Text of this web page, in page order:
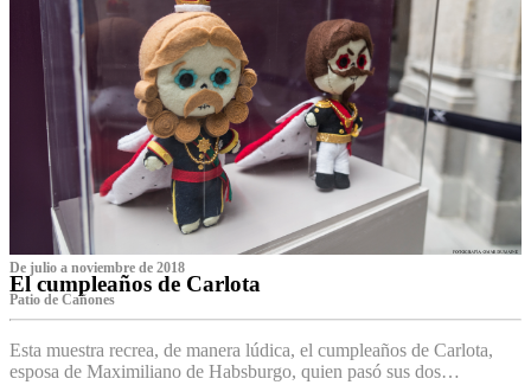
De julio a noviembre de 2018
El cumpleaños de Carlota
Patio de Cañones
Esta muestra recrea, de manera lúdica, el cumpleaños de Carlota,
esposa de Maximiliano de Habsburgo, quien pasó sus dos…